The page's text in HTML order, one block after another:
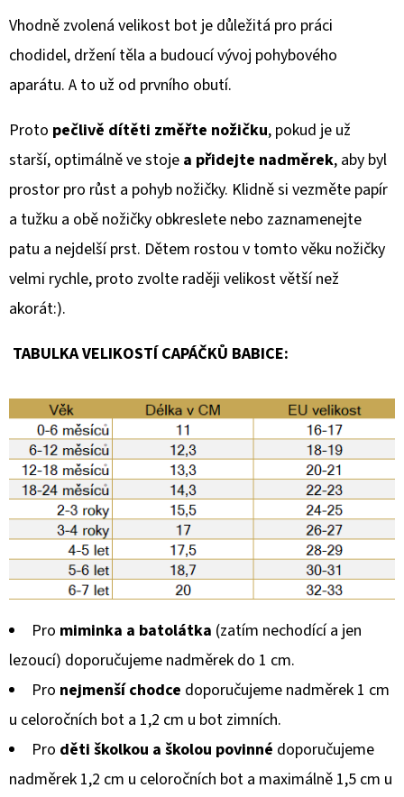
Vhodně zvolená velikost bot je důležitá pro práci
chodidel, držení těla a budoucí vývoj pohybového
aparátu. A to už od prvního obutí.
Proto pečlivě dítěti změřte nožičku, pokud je už
starší, optimálně ve stoje a přidejte nadměrek, aby byl
prostor pro růst a pohyb nožičky. Klidně si vezměte papír
a tužku a obě nožičky obkreslete nebo zaznamenejte
patu a nejdelší prst. Dětem rostou v tomto věku nožičky
velmi rychle, proto zvolte raději velikost větší než
akorát:).
TABULKA VELIKOSTÍ CAPÁČKŮ BABICE:
Pro miminka a batolátka (zatím nechodící a jen
lezoucí) doporučujeme nadměrek do 1 cm.
Pro nejmenší chodce doporučujeme nadměrek 1 cm
u celoročních bot a 1,2 cm u bot zimních.
Pro děti školkou a školou povinné doporučujeme
nadměrek 1,2 cm u celoročních bot a maximálně 1,5 cm u